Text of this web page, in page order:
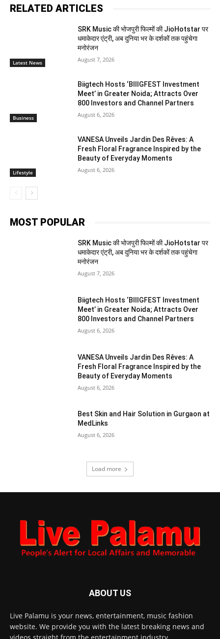
RELATED ARTICLES
Latest News
SRK Music की भोजपुरी फिल्मों की JioHotstar पर
धमाकेदार एंट्री, अब दुनिया भर के दर्शकों तक पहुंचेगा
मनोरंजन
August 7, 2026
Business
Biigtech Hosts ‘BIIIGFEST Investment
Meet’ in Greater Noida; Attracts Over
800 Investors and Channel Partners
August 6, 2026
Lifestyle
VANESA Unveils Jardin Des Rêves: A
Fresh Floral Fragrance Inspired by the
Beauty of Everyday Moments
August 6, 2026
MOST POPULAR
SRK Music की भोजपुरी फिल्मों की JioHotstar पर
धमाकेदार एंट्री, अब दुनिया भर के दर्शकों तक पहुंचेगा
मनोरंजन
August 7, 2026
Biigtech Hosts ‘BIIIGFEST Investment
Meet’ in Greater Noida; Attracts Over
800 Investors and Channel Partners
August 6, 2026
VANESA Unveils Jardin Des Rêves: A
Fresh Floral Fragrance Inspired by the
Beauty of Everyday Moments
August 6, 2026
Best Skin and Hair Solution in Gurgaon at
MedLinks
August 6, 2026
Load more
ABOUT US
Live Palamu is your news, entertainment, music fashion
website. We provide you with the latest breaking news and